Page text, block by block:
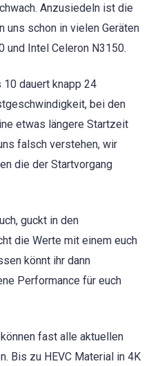
Anzusiedeln ist die
uns schon in vielen Geräten
und Intel Celeron N3150.
10 dauert knapp 24
bei den
etwas längere Startzeit
falsch verstehen, wir
die der Startvorgang
guckt in den
die Werte mit einem euch
könnt ihr dann
Performance für euch
fast alle aktuellen
Bis zu HEVC Material in 4K